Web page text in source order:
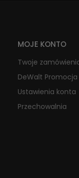
MOJE KONTO
Twoje
DeWalt Promocja
Ustawienia konta
Przechowalnia